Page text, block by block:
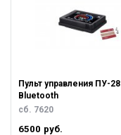
Пульт управления ПУ-28
Bluetooth
сб. 7620
6500 руб.